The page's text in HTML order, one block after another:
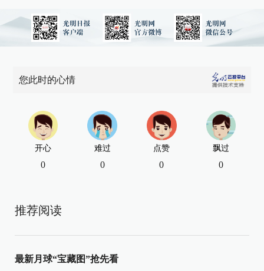
您此时的心情
开心
0
难过
0
点赞
0
飘过
0
推荐阅读
最新月球“宝藏图”抢先看